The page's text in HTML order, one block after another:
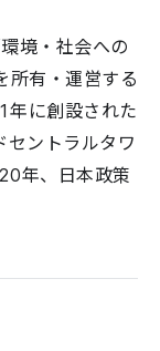
境・社会への
所有・運営する
に創設された
セントラルタワ
年、日本政策